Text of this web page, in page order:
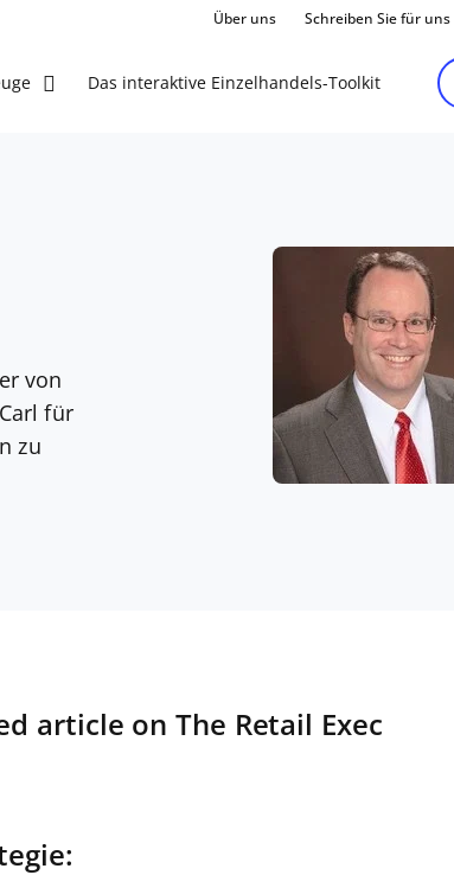
Über uns Schreiben Sie für uns
Das interaktive Einzelhandels-Toolkit
von
für
zu
article on The Retail Exec